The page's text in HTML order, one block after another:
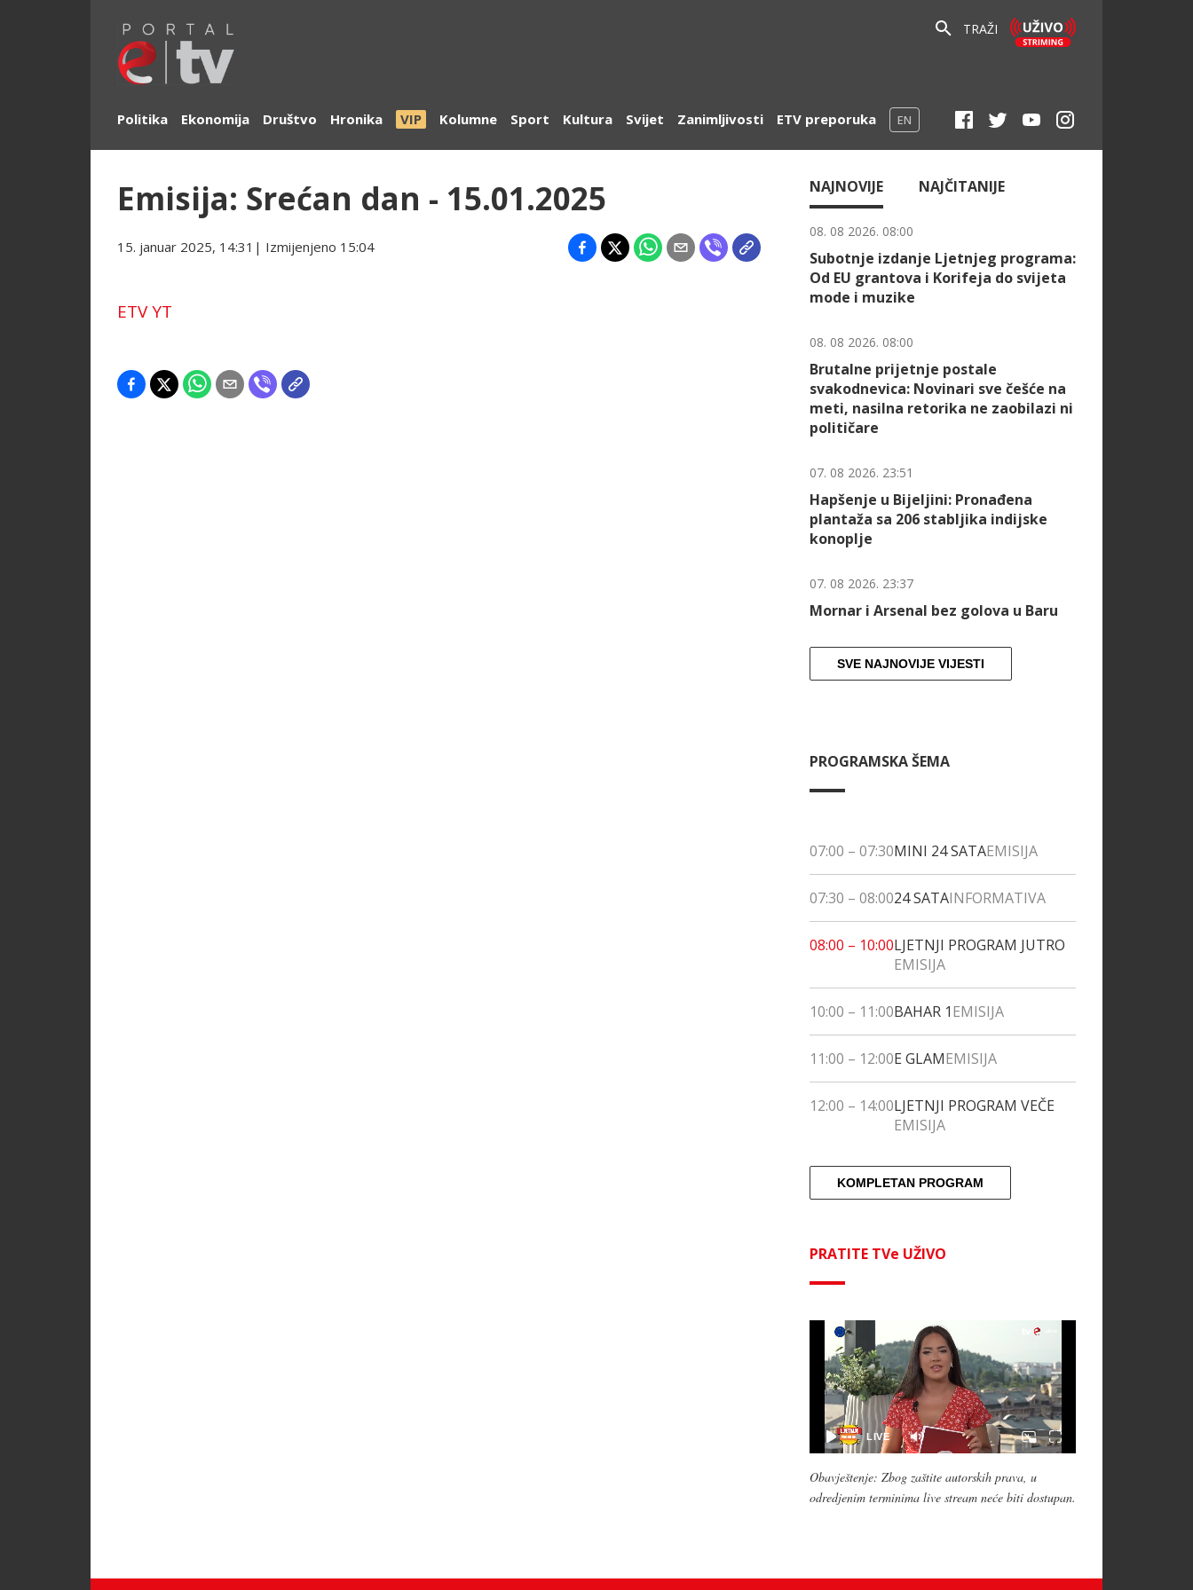
TRAŽI
Politika Ekonomija Društvo Hronika VIP Kolumne Sport Kultura Svijet Zanimljivosti ETV preporuka EN
Emisija: Srećan dan - 15.01.2025
15. januar 2025, 14:31 | Izmijenjeno 15:04
ETV YT
NAJNOVIJE NAJČITANIJE
08. 08 2026. 08:00
Subotnje izdanje Ljetnjeg programa:
Od EU grantova i Korifeja do svijeta
mode i muzike
08. 08 2026. 08:00
Brutalne prijetnje postale
svakodnevica: Novinari sve češće na
meti, nasilna retorika ne zaobilazi ni
političare
07. 08 2026. 23:51
Hapšenje u Bijeljini: Pronađena
plantaža sa 206 stabljika indijske
konoplje
07. 08 2026. 23:37
Mornar i Arsenal bez golova u Baru
SVE NAJNOVIJE VIJESTI
PROGRAMSKA ŠEMA
07:00 – 07:30MINI 24 SATAEMISIJA
07:30 – 08:0024 SATAINFORMATIVA
08:00 – 10:00LJETNJI PROGRAM JUTRO
EMISIJA
10:00 – 11:00BAHAR 1EMISIJA
11:00 – 12:00E GLAMEMISIJA
12:00 – 14:00LJETNJI PROGRAM VEČE
EMISIJA
KOMPLETAN PROGRAM
PRATITE TVe UŽIVO
Obavještenje: Zbog zaštite autorskih prava, u
odredjenim terminima live stream neće biti dostupan.